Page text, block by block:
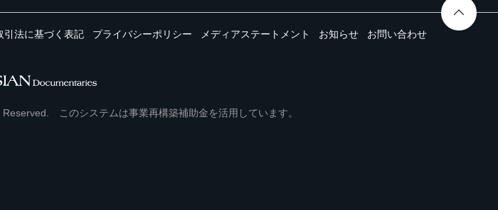
引法に基づく表記 プライバシーポリシー メディアステートメント お知らせ お問い合わせ
このシステムは事業再構築補助金を活用しています。